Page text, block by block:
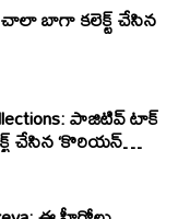
చాలా బాగా కలెక్ట్ చేసిన
పాజిటివ్ టాక్
చేసిన ‘కొరియన్